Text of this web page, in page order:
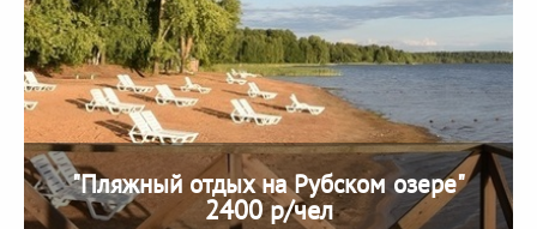
"Пляжный отдых на Рубском озере"
2400 р/чел